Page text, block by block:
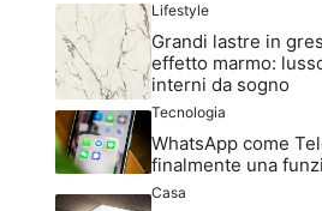
Lifestyle
Grandi lastre in
effetto marmo:
interni da sogno
Tecnologia
WhatsApp come
finalmente una
Casa